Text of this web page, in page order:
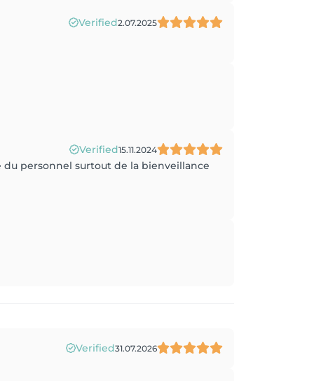
Verified2.07.2025
Verified15.11.2024
du personnel surtout de la bienveillance
Verified31.07.2026